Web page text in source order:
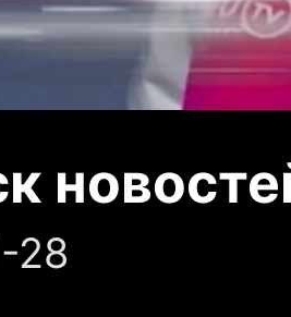
28